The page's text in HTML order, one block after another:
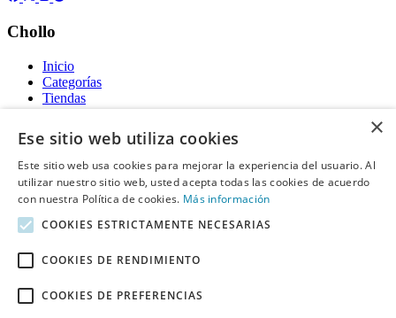
Chollo
Inicio
Categorías
Tiendas
Gratis
Acerca de
Sobre nosotros
Contacto
Información legal
Declaración de cookies
×
Ese sitio web utiliza cookies
Este sitio web usa cookies para mejorar la experiencia del usuario. Al
utilizar nuestro sitio web, usted acepta todas las cookies de acuerdo
con nuestra Política de cookies. Más información
COOKIES ESTRICTAMENTE NECESARIAS
COOKIES DE RENDIMIENTO
COOKIES DE PREFERENCIAS